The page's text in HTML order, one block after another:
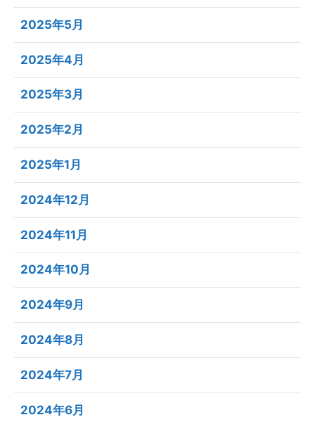
2025年5月
2025年4月
2025年3月
2025年2月
2025年1月
2024年12月
2024年11月
2024年10月
2024年9月
2024年8月
2024年7月
2024年6月